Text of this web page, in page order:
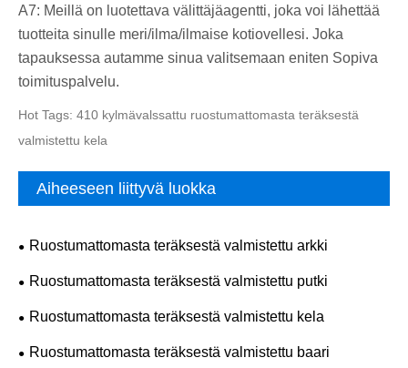
A7: Meillä on luotettava välittäjäagentti, joka voi lähettää
tuotteita sinulle meri/ilma/ilmaise kotiovellesi. Joka
tapauksessa autamme sinua valitsemaan eniten Sopiva
toimituspalvelu.
Hot Tags: 410 kylmävalssattu ruostumattomasta teräksestä
valmistettu kela
Aiheeseen liittyvä luokka
Ruostumattomasta teräksestä valmistettu arkki
Ruostumattomasta teräksestä valmistettu putki
Ruostumattomasta teräksestä valmistettu kela
Ruostumattomasta teräksestä valmistettu baari